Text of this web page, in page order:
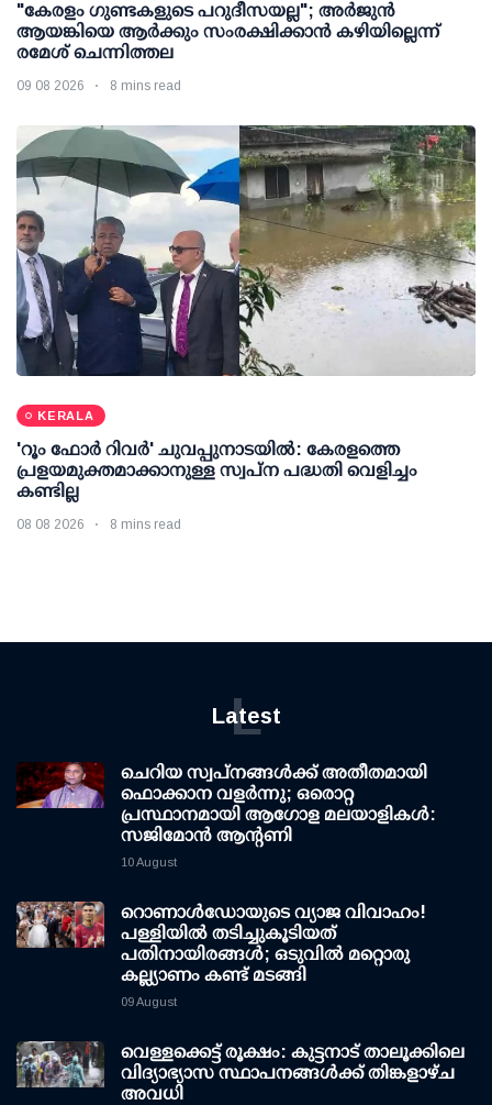
"കേരളം ഗുണ്ടകളുടെ പറുദീസയല്ല"; അർജുൻ
ആയങ്കിയെ ആർക്കും സംരക്ഷിക്കാൻ കഴിയില്ലെന്ന്
രമേശ് ചെന്നിത്തല
09 08 2026 8 mins read
KERALA
'റൂം ഫോര്‍ റിവര്‍' ചുവപ്പുനാടയില്‍: കേരളത്തെ
പ്രളയമുക്തമാക്കാനുള്ള സ്വപ്ന പദ്ധതി വെളിച്ചം
കണ്ടില്ല
08 08 2026 8 mins read
Latest
L
ചെറിയ സ്വപ്നങ്ങൾക്ക് അതീതമായി
ഫൊക്കാന വളർന്നു; ഒരൊറ്റ
പ്രസ്ഥാനമായി ആഗോള മലയാളികൾ:
സജിമോൻ ആന്റണി
10 August
റൊണാള്‍ഡോയുടെ വ്യാജ വിവാഹം!
പള്ളിയില്‍ തടിച്ചുകൂടിയത്
പതിനായിരങ്ങള്‍; ഒടുവില്‍ മറ്റൊരു
കല്ല്യാണം കണ്ട് മടങ്ങി
09 August
വെള്ളക്കെട്ട് രൂക്ഷം: കുട്ടനാട് താലൂക്കിലെ
വിദ്യാഭ്യാസ സ്ഥാപനങ്ങള്‍ക്ക് തിങ്കളാഴ്ച
അവധി